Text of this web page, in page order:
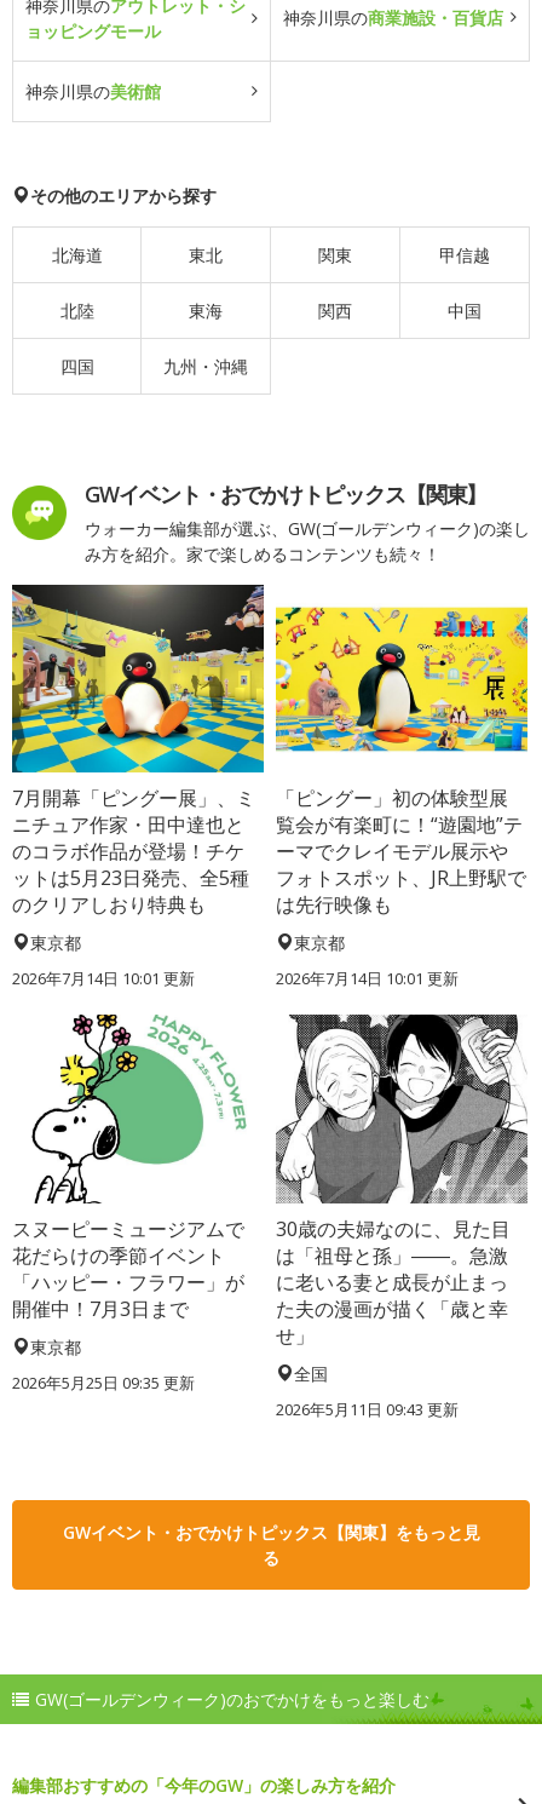
神奈川県のアウトレット・シ
ョッピングモール
神奈川県の商業施設・百貨店
神奈川県の美術館
その他のエリアから探す
北海道 東北 関東 甲信越
北陸 東海 関西 中国
四国 九州・沖縄
GWイベント・おでかけトピックス【関東】
ウォーカー編集部が選ぶ、GW(ゴールデンウィーク)の楽し
み方を紹介。家で楽しめるコンテンツも続々！
7月開幕「ピングー展」、ミ
ニチュア作家・田中達也と
のコラボ作品が登場！チケ
ットは5月23日発売、全5種
のクリアしおり特典も
東京都
2026年7月14日 10:01 更新
「ピングー」初の体験型展
覧会が有楽町に！“遊園地”テ
ーマでクレイモデル展示や
フォトスポット、JR上野駅で
は先行映像も
東京都
2026年7月14日 10:01 更新
スヌーピーミュージアムで
花だらけの季節イベント
「ハッピー・フラワー」が
開催中！7月3日まで
東京都
2026年5月25日 09:35 更新
30歳の夫婦なのに、見た目
は「祖母と孫」――。急激
に老いる妻と成長が止まっ
た夫の漫画が描く「歳と幸
せ」
全国
2026年5月11日 09:43 更新
GWイベント・おでかけトピックス【関東】をもっと見
る
GW(ゴールデンウィーク)のおでかけをもっと楽しむ
編集部おすすめの「今年のGW」の楽しみ方を紹介